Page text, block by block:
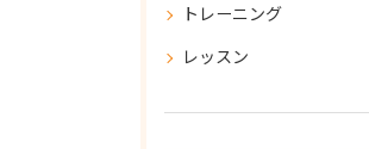
トレーニング
レッスン